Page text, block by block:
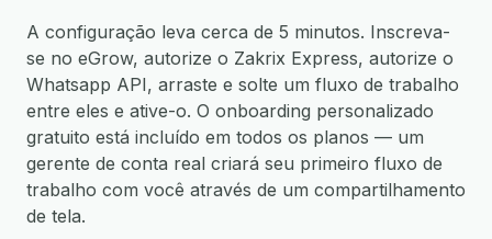
A configuração leva cerca de 5 minutos. Inscreva-
se no eGrow, autorize o Zakrix Express, autorize o
Whatsapp API, arraste e solte um fluxo de trabalho
entre eles e ative-o. O onboarding personalizado
gratuito está incluído em todos os planos — um
gerente de conta real criará seu primeiro fluxo de
trabalho com você através de um compartilhamento
de tela.